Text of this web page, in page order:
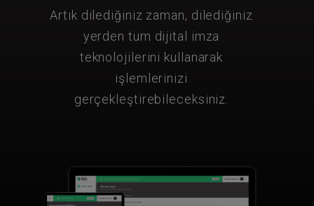
Artık dilediğiniz zaman, dilediğiniz
yerden tüm dijital imza
teknolojilerini kullanarak
işlemlerinizi
gerçekleştirebileceksiniz.